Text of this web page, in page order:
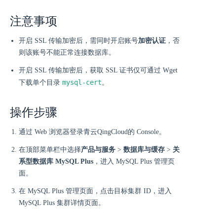
注意事项
开启 SSL 传输加密后，需同时开启账号加密认证 ，否
则该账号不能正常连接数据库。
开启 SSL 传输加密后，获取 SSL 证书仅可通过 Wget
下载单个目录 mysql-cert。
操作步骤
通过 Web 浏览器登录青云QingCloud的 Console。
在顶部菜单栏中选择产品与服务 > 数据库与缓存 > 关
系型数据库 MySQL Plus ，进入 MySQL Plus 管理页
面。
在 MySQL Plus 管理页面，点击目标集群 ID，进入
MySQL Plus 集群详情页面。